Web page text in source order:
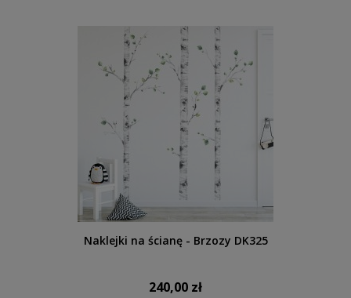
Naklejki na ścianę - Brzozy DK325
240,00 zł